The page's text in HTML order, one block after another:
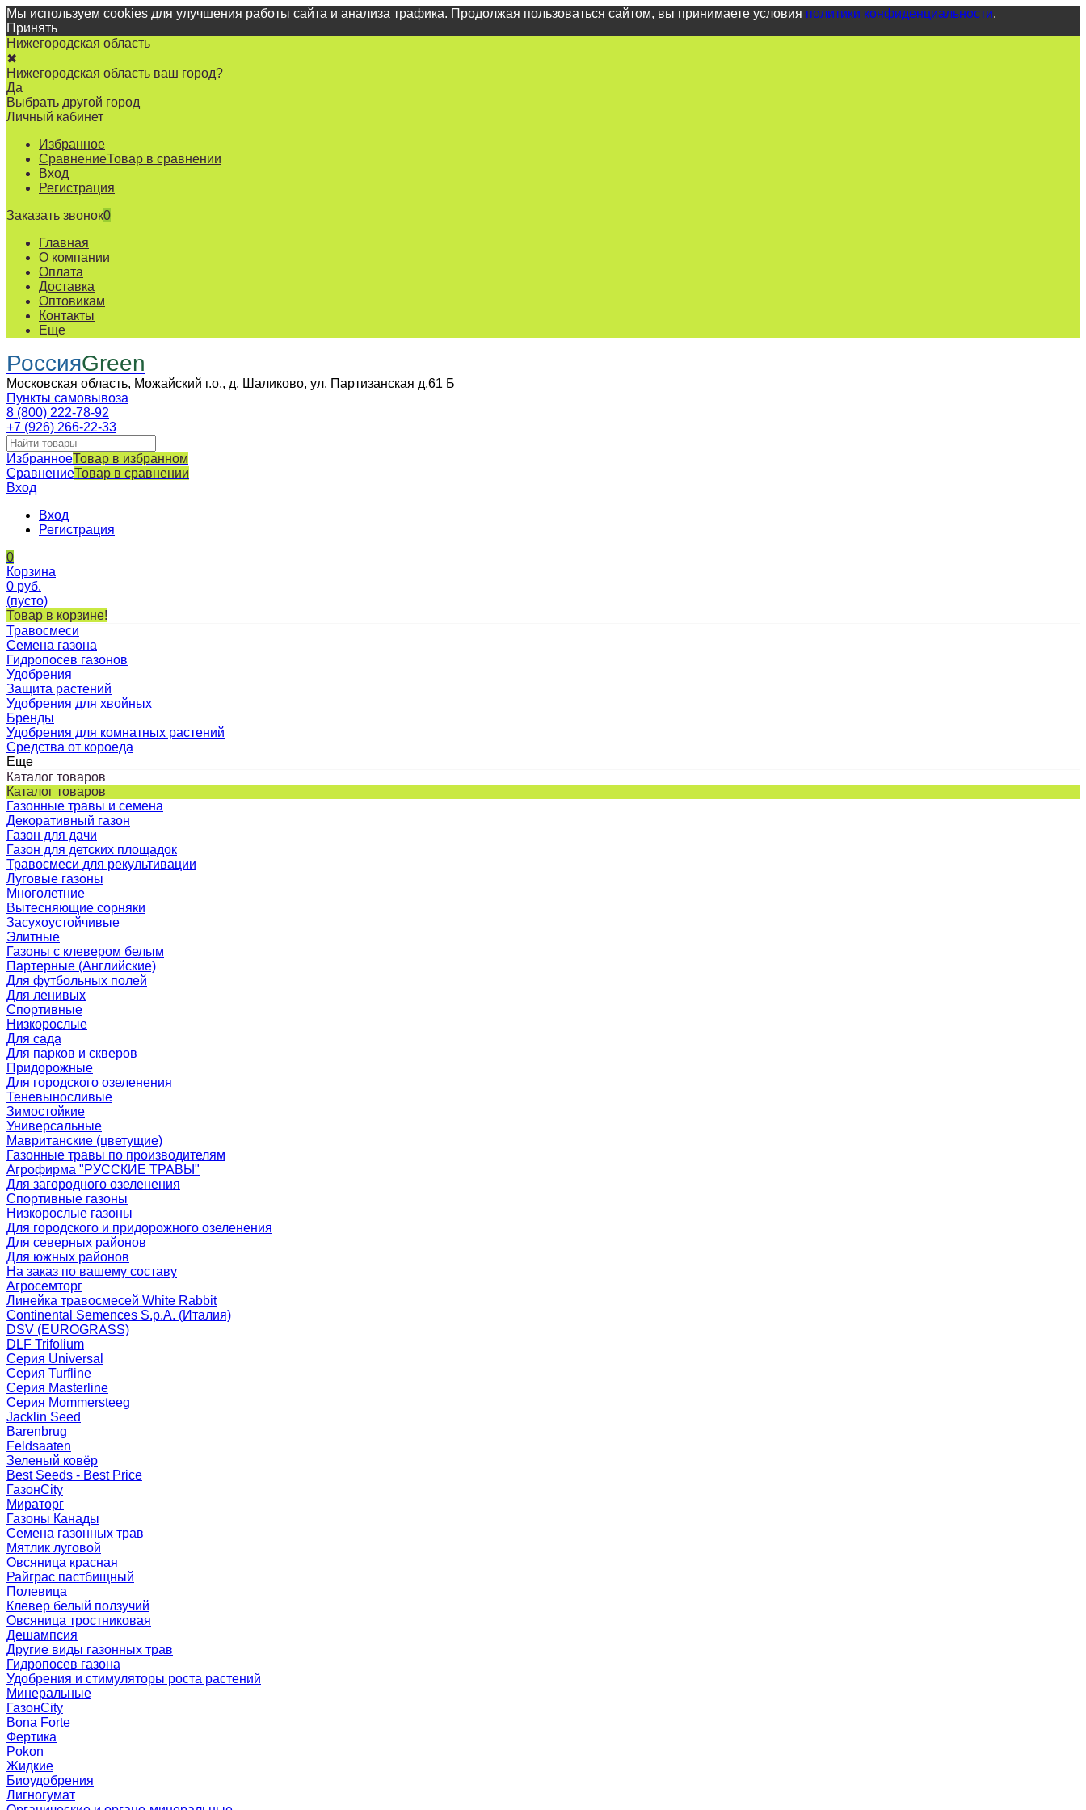
Мы используем cookies для улучшения работы сайта и анализа трафика. Продолжая пользоваться сайтом, вы принимаете условия политики конфиденциальности.
Принять
Нижегородская область
✖
Нижегородская область ваш город?
Да
Выбрать другой город
Личный кабинет
Избранное
СравнениеТовар в сравнении
Вход
Регистрация
Заказать звонок0
Главная
О компании
Оплата
Доставка
Оптовикам
Контакты
Еще
РоссияGreen
Московская область, Можайский г.о., д. Шаликово, ул. Партизанская д.61 Б
Пункты самовывоза
8 (800) 222-78-92
+7 (926) 266-22-33
ИзбранноеТовар в избранном
СравнениеТовар в сравнении
Вход
Вход
Регистрация
0
Корзина
0 руб.
(пусто)
Товар в корзине!
Травосмеси
Семена газона
Гидропосев газонов
Удобрения
Защита растений
Удобрения для хвойных
Бренды
Удобрения для комнатных растений
Средства от короеда
Еще
Каталог товаров
Каталог товаров
Газонные травы и семена
Декоративный газон
Газон для дачи
Газон для детских площадок
Травосмеси для рекультивации
Луговые газоны
Многолетние
Вытесняющие сорняки
Засухоустойчивые
Элитные
Газоны с клевером белым
Партерные (Английские)
Для футбольных полей
Для ленивых
Спортивные
Низкорослые
Для сада
Для парков и скверов
Придорожные
Для городского озеленения
Теневыносливые
Зимостойкие
Универсальные
Мавританские (цветущие)
Газонные травы по производителям
Агрофирма "РУССКИЕ ТРАВЫ"
Для загородного озеленения
Спортивные газоны
Низкорослые газоны
Для городского и придорожного озеленения
Для северных районов
Для южных районов
На заказ по вашему составу
Агросемторг
Линейка травосмесей White Rabbit
Continental Semences S.p.A. (Италия)
DSV (EUROGRASS)
DLF Trifolium
Серия Universal
Серия Turfline
Серия Masterline
Серия Mommersteeg
Jacklin Seed
Barenbrug
Feldsaaten
Зеленый ковёр
Best Seeds - Best Price
ГазонCity
Мираторг
Газоны Канады
Семена газонных трав
Мятлик луговой
Овсяница красная
Райграс пастбищный
Полевица
Клевер белый ползучий
Овсяница тростниковая
Дешампсия
Другие виды газонных трав
Гидропосев газона
Удобрения и стимуляторы роста растений
Минеральные
ГазонCity
Bona Forte
Фертика
Pokon
Жидкие
Биоудобрения
Лигногумат